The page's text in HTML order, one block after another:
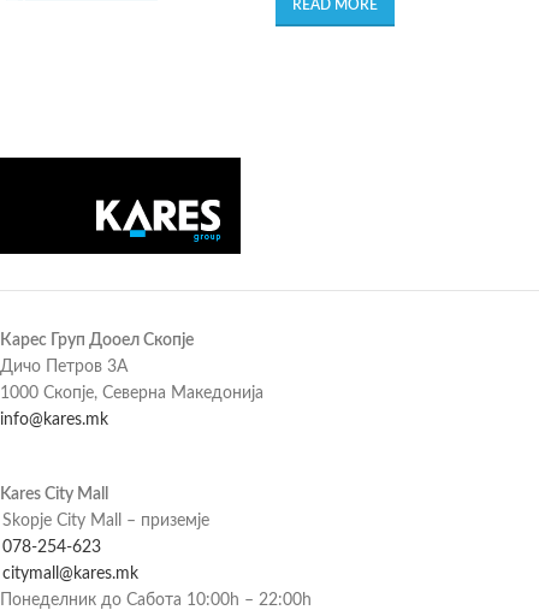
READ MORE
Карес Груп Дооел Скопје
Дичо Петров 3А
1000 Скопје, Северна Македонија
info@kares.mk
Kares City Mall
Skopje City Mall – приземје
078-254-623
citymall@kares.mk
Понеделник до Сабота 10:00h – 22:00h